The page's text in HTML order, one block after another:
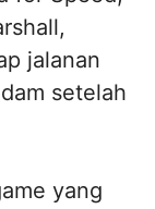
jalanan
setelah
yang